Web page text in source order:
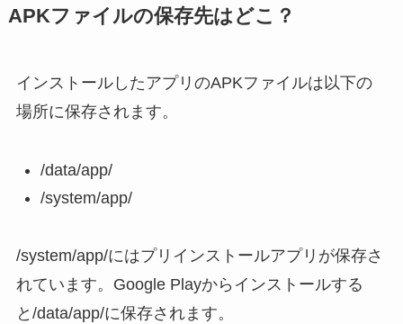
APKファイルの保存先はどこ？
インストールしたアプリのAPKファイルは以下の
場所に保存されます。
/data/app/
/system/app/
/system/app/にはプリインストールアプリが保存さ
れています。Google Playからインストールする
と/data/app/に保存されます。